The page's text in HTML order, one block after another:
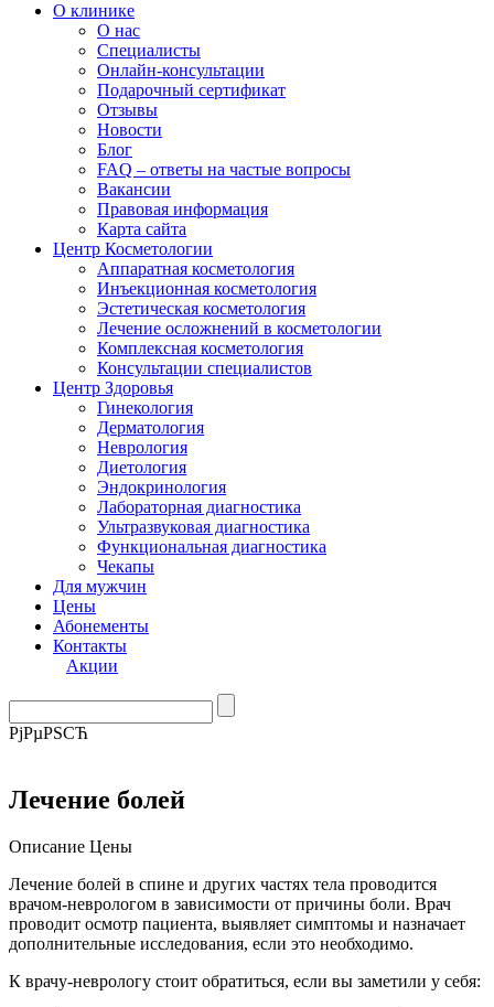
О клинике
О нас
Специалисты
Онлайн-консультации
Подарочный сертификат
Отзывы
Новости
Блог
FAQ – ответы на частые вопросы
Вакансии
Правовая информация
Карта сайта
Центр Косметологии
Аппаратная косметология
Инъекционная косметология
Эстетическая косметология
Лечение осложнений в косметологии
Комплексная косметология
Консультации специалистов
Центр Здоровья
Гинекология
Дерматология
Неврология
Диетология
Эндокринология
Лабораторная диагностика
Ультразвуковая диагностика
Функциональная диагностика
Чекапы
Для мужчин
Цены
Абонементы
Контакты
Акции
РјРµРЅСЋ
Лечение болей
Описание Цены
Лечение болей в спине и других частях тела проводится
врачом-неврологом в зависимости от причины боли. Врач
проводит осмотр пациента, выявляет симптомы и назначает
дополнительные исследования, если это необходимо.
К врачу-неврологу стоит обратиться, если вы заметили у себя: